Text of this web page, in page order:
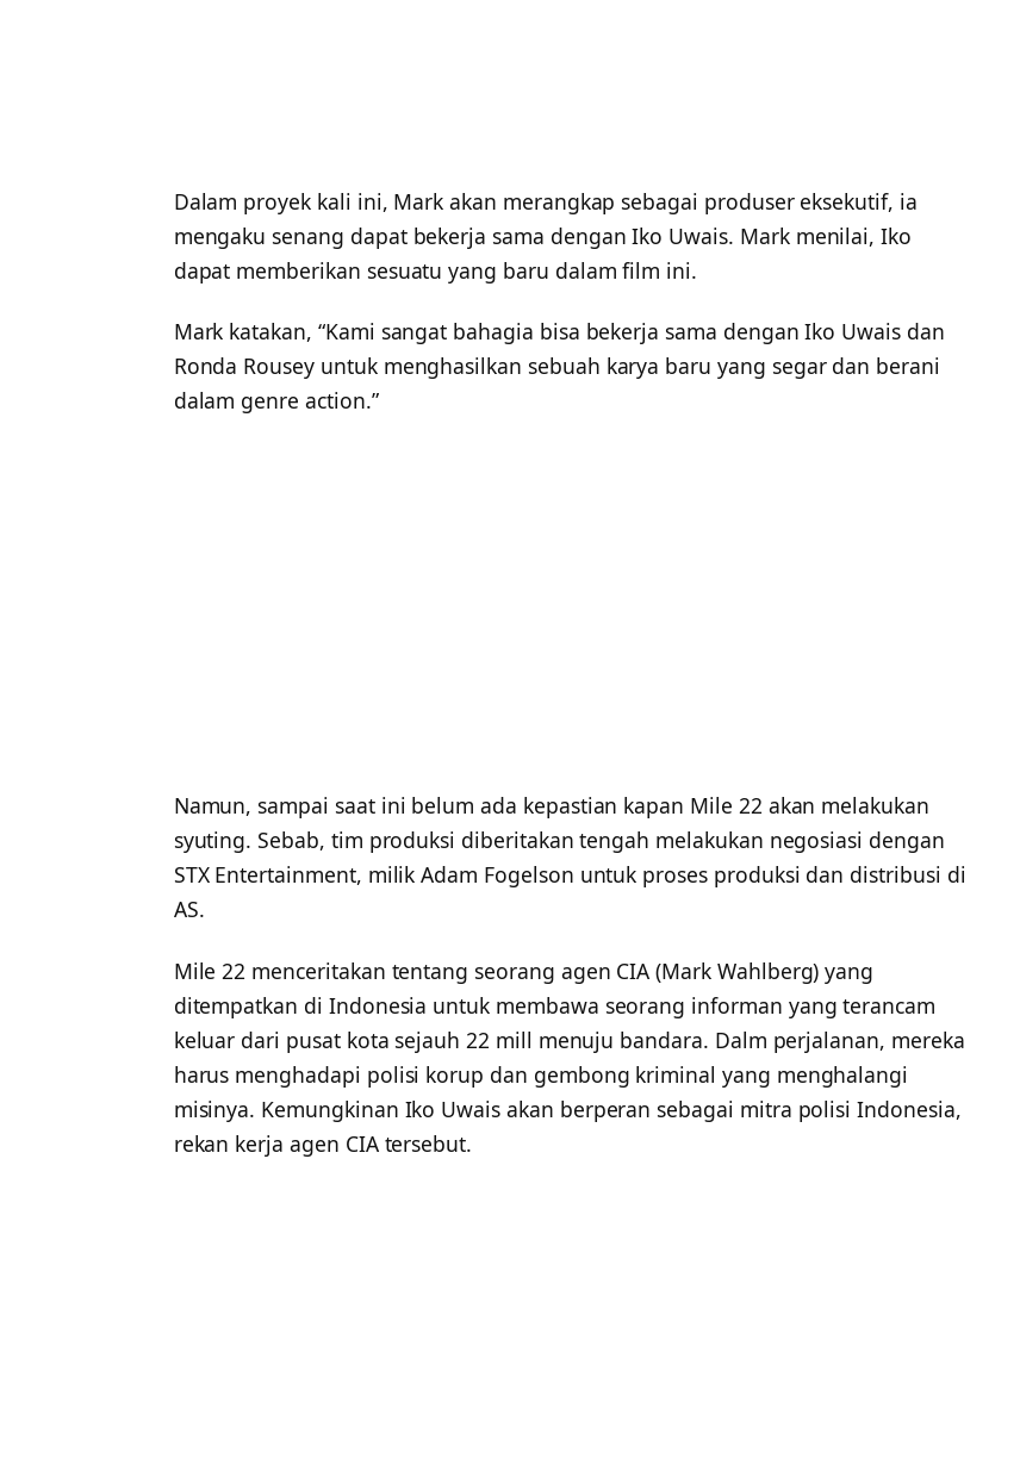
Dalam proyek kali ini, Mark akan merangkap sebagai produser eksekutif, ia
mengaku senang dapat bekerja sama dengan Iko Uwais. Mark menilai, Iko
dapat memberikan sesuatu yang baru dalam film ini.
Mark katakan, “Kami sangat bahagia bisa bekerja sama dengan Iko Uwais dan
Ronda Rousey untuk menghasilkan sebuah karya baru yang segar dan berani
dalam genre action.”
Namun, sampai saat ini belum ada kepastian kapan Mile 22 akan melakukan
syuting. Sebab, tim produksi diberitakan tengah melakukan negosiasi dengan
STX Entertainment, milik Adam Fogelson untuk proses produksi dan distribusi di
AS.
Mile 22 menceritakan tentang seorang agen CIA (Mark Wahlberg) yang
ditempatkan di Indonesia untuk membawa seorang informan yang terancam
keluar dari pusat kota sejauh 22 mill menuju bandara. Dalm perjalanan, mereka
harus menghadapi polisi korup dan gembong kriminal yang menghalangi
misinya. Kemungkinan Iko Uwais akan berperan sebagai mitra polisi Indonesia,
rekan kerja agen CIA tersebut.